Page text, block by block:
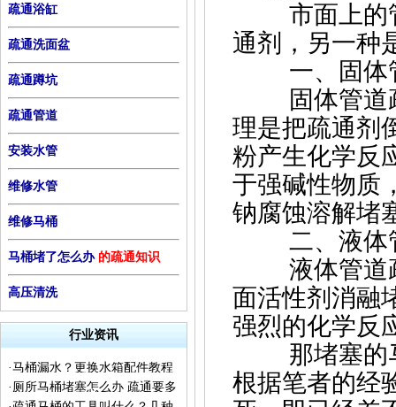
疏通浴缸
疏通洗面盆
疏通蹲坑
疏通管道
安装水管
维修水管
维修马桶
马桶堵了怎么办的疏通知识
高压清洗
行业资讯
·马桶漏水？更换水箱配件教程
来了
· 厕所马桶堵塞怎么办 疏通要多
市面上的管
通剂，另一种
一、固体
固体管道疏
理是把疏通剂
粉产生化学反
于强碱性物质
钠腐蚀溶解堵
二、液体
液体管道疏
面活性剂消融
强烈的化学反
那堵塞的马
根据笔者的经